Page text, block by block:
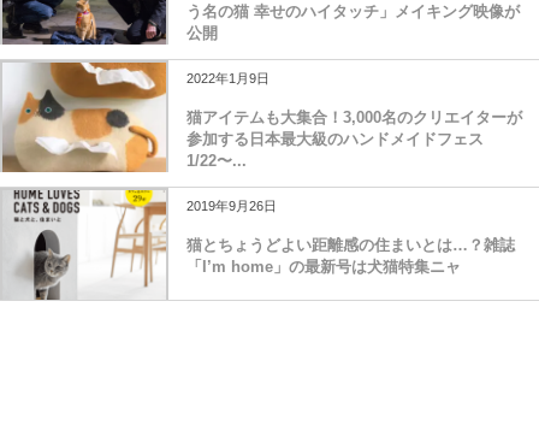
う名の猫 幸せのハイタッチ」メイキング映像が
公開
2022年1月9日
猫アイテムも大集合！3,000名のクリエイターが
参加する日本最大級のハンドメイドフェス
1/22〜...
2019年9月26日
猫とちょうどよい距離感の住まいとは…？雑誌
「I’m home」の最新号は犬猫特集ニャ